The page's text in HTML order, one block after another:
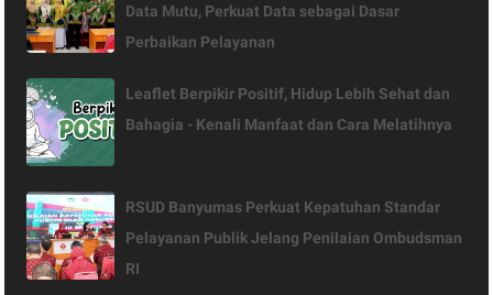
Data Mutu, Perkuat Data sebagai Dasar
Perbaikan Pelayanan
Leaflet Berpikir Positif, Hidup Lebih Sehat dan
Bahagia - Kenali Manfaat dan Cara Melatihnya
RSUD Banyumas Perkuat Kepatuhan Standar
Pelayanan Publik Jelang Penilaian Ombudsman
RI